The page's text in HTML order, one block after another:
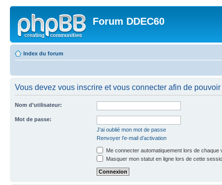
Forum DDEC60
Index du forum
Vous devez vous inscrire et vous connecter afin de
Nom d’utilisateur:
Mot de passe:
J’ai oublié mon mot de passe
Renvoyer l’e-mail d’activation
Me connecter automatiquement lors de chaque
Masquer mon statut en ligne lors de cette